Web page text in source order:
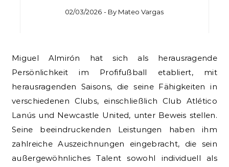
02/03/2026 - By Mateo Vargas
Miguel Almirón hat sich als herausragende
Persönlichkeit im Profifußball etabliert, mit
herausragenden Saisons, die seine Fähigkeiten in
verschiedenen Clubs, einschließlich Club Atlético
Lanús und Newcastle United, unter Beweis stellen.
Seine beeindruckenden Leistungen haben ihm
zahlreiche Auszeichnungen eingebracht, die sein
außergewöhnliches Talent sowohl individuell als